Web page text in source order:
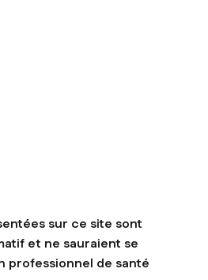
sur ce site sont
et ne sauraient se
professionnel de santé